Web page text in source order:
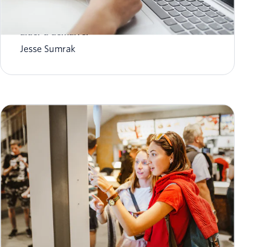
12 modèles et exemples de SMS pour vous
aider à démarrer
Jesse Sumrak
Des FAQ aux chatbots : le guide complet du